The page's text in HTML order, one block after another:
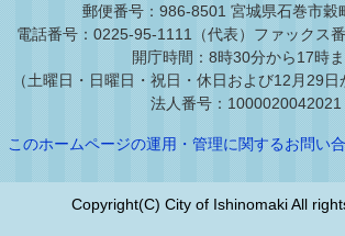
郵便番号：986-8501 宮城県石巻市穀
電話番号：0225-95-1111（代表） ファックス
開庁時間：8時30分から17時
（土曜日・日曜日・祝日・休日および12月29日
法人番号：1000020042021
このホームページの運用・管理に関するお問い
Copyright(C) City of Ishinomaki All